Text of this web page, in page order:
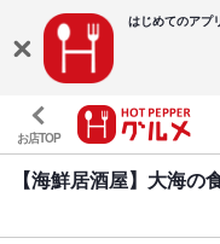
はじめてのアプ
お店TOP
【海鮮居酒屋】大海